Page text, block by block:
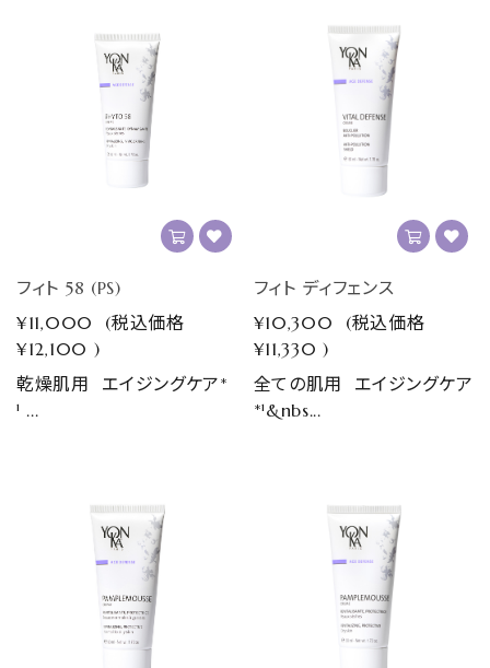
フィト 58 (PS)
¥11,000
(税込価格
¥12,100 )
乾燥肌用 エイジングケア*
¹ ...
フィト ディフェンス
¥10,300
(税込価格
¥11,330 )
全ての肌用 エイジングケア
*¹&nbs...